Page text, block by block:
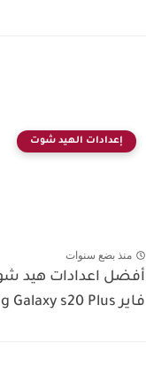
إعدادات الهيد شوت
منذ بضع سنوات
أفضل اعدادات هيد
فاير Samsung Galaxy s20 Plus